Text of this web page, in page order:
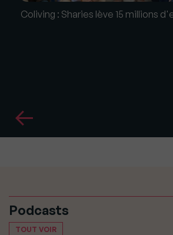
Coliving : Sharies lève 15 millions
Podcasts
TOUT VOIR